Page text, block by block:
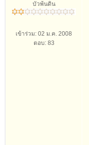
บัวพ้นดิน
เข้าร่วม: 02 ม.ค. 2008
ตอบ: 83